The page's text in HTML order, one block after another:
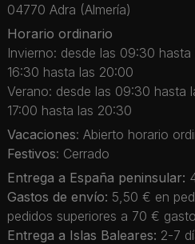
04770 Adra (Almería)
Horario ordinario
Invierno: desde las 09:30
16:30 hasta las 20:00
Verano: desde las 09:30 hasta
17:00 hasta las 20:30
Vacaciones: Abierto horario
Festivos: Cerrado
Entrega a España peninsular:
Gastos de envío: 5,50 € en
pedidos superiores a 70 €
Entrega a Islas Baleares: 2-7